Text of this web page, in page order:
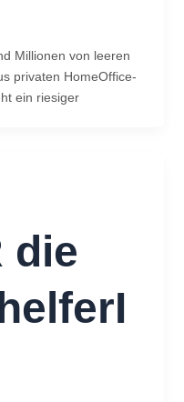
Millionen von leeren
privaten HomeOffice-
ein riesiger
die